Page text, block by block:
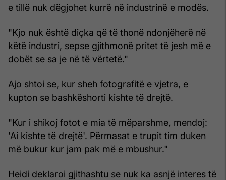
e tillë nuk dëgjohet kurrë në industrinë e modës.
"Kjo nuk është diçka që të thonë ndonjëherë në
këtë industri, sepse gjithmonë pritet të jesh më e
dobët se sa je në të vërtetë."
Ajo shtoi se, kur sheh fotografitë e vjetra, e
kupton se bashkëshorti kishte të drejtë.
"Kur i shikoj fotot e mia të mëparshme, mendoj:
'Ai kishte të drejtë'. Përmasat e trupit tim duken
më bukur kur jam pak më e mbushur."
Heidi deklaroi gjithashtu se nuk ka asnjë interes të